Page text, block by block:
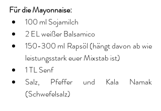
Für die Mayonnaise:
100 ml Sojamilch
2 EL weißer Balsamico
150-300 ml Rapsöl (hängt davon ab wie
leistungsstark euer Mixstab ist)
1 TL Senf
Salz, Pfeffer und Kala Namak
(Schwefelsalz)